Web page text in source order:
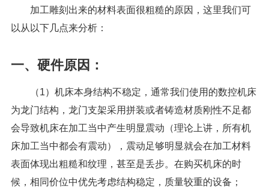
加工雕刻出来的材料表面很粗糙的原因，这里我们可
以从以下几点来分析：
一、硬件原因：
（1）机床本身结构不稳定，通常我们使用的数控机床
为龙门结构，龙门支架采用拼装或者铸造材质刚性不足都
会导致机床在加工当中产生明显震动（理论上讲，所有机
床加工当中都会有震动），震动足够明显就会在加工材料
表面体现出粗糙和纹理，甚至是丢步。在购买机床的时
候，相同价位中优先考虑结构稳定，质量较重的设备；